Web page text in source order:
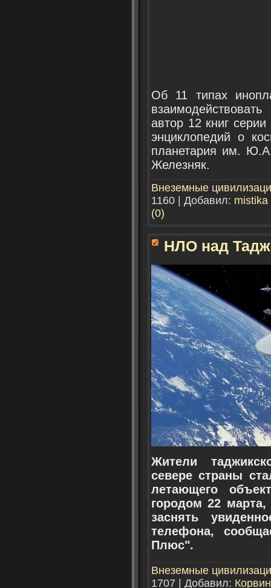
Об 11 типах
автор 12 книг
энциклопедий о
планетария им.
Железняк.
Внеземные
1160 | Добавил: mistika
(0)
НЛО над
Жители
севере страны
летающего
городом 22
заснять
телефона,
Плюс".
Внеземные
1707 | Добавил: Корвин